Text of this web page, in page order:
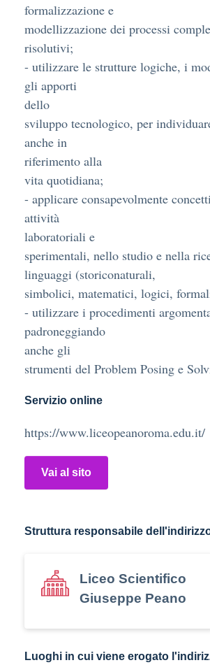
formalizzazione e
modellizzazione dei processi
risolutivi;
- utilizzare le strutture logiche, i
gli apporti
dello
sviluppo tecnologico, per
anche in
riferimento alla
vita quotidiana;
- applicare consapevolmente
attività
laboratoriali e
sperimentali, nello studio e nella
linguaggi (storiconaturali,
simbolici, matematici, logici,
- utilizzare i procedimenti
padroneggiando
anche gli
strumenti del Problem Posing e
Servizio online
https://www.liceopeanoroma.edu.it/
Vai al sito
Struttura responsabile
Liceo Scientifico
Giuseppe Peano
Luoghi in cui viene erogato